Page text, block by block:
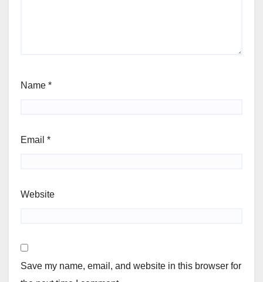
Name *
Email *
Website
Save my name, email, and website in this browser for